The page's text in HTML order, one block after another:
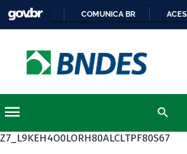
COMUNICA BR
Z7_L9KEH4O0LORH80ALCLTPF80S67